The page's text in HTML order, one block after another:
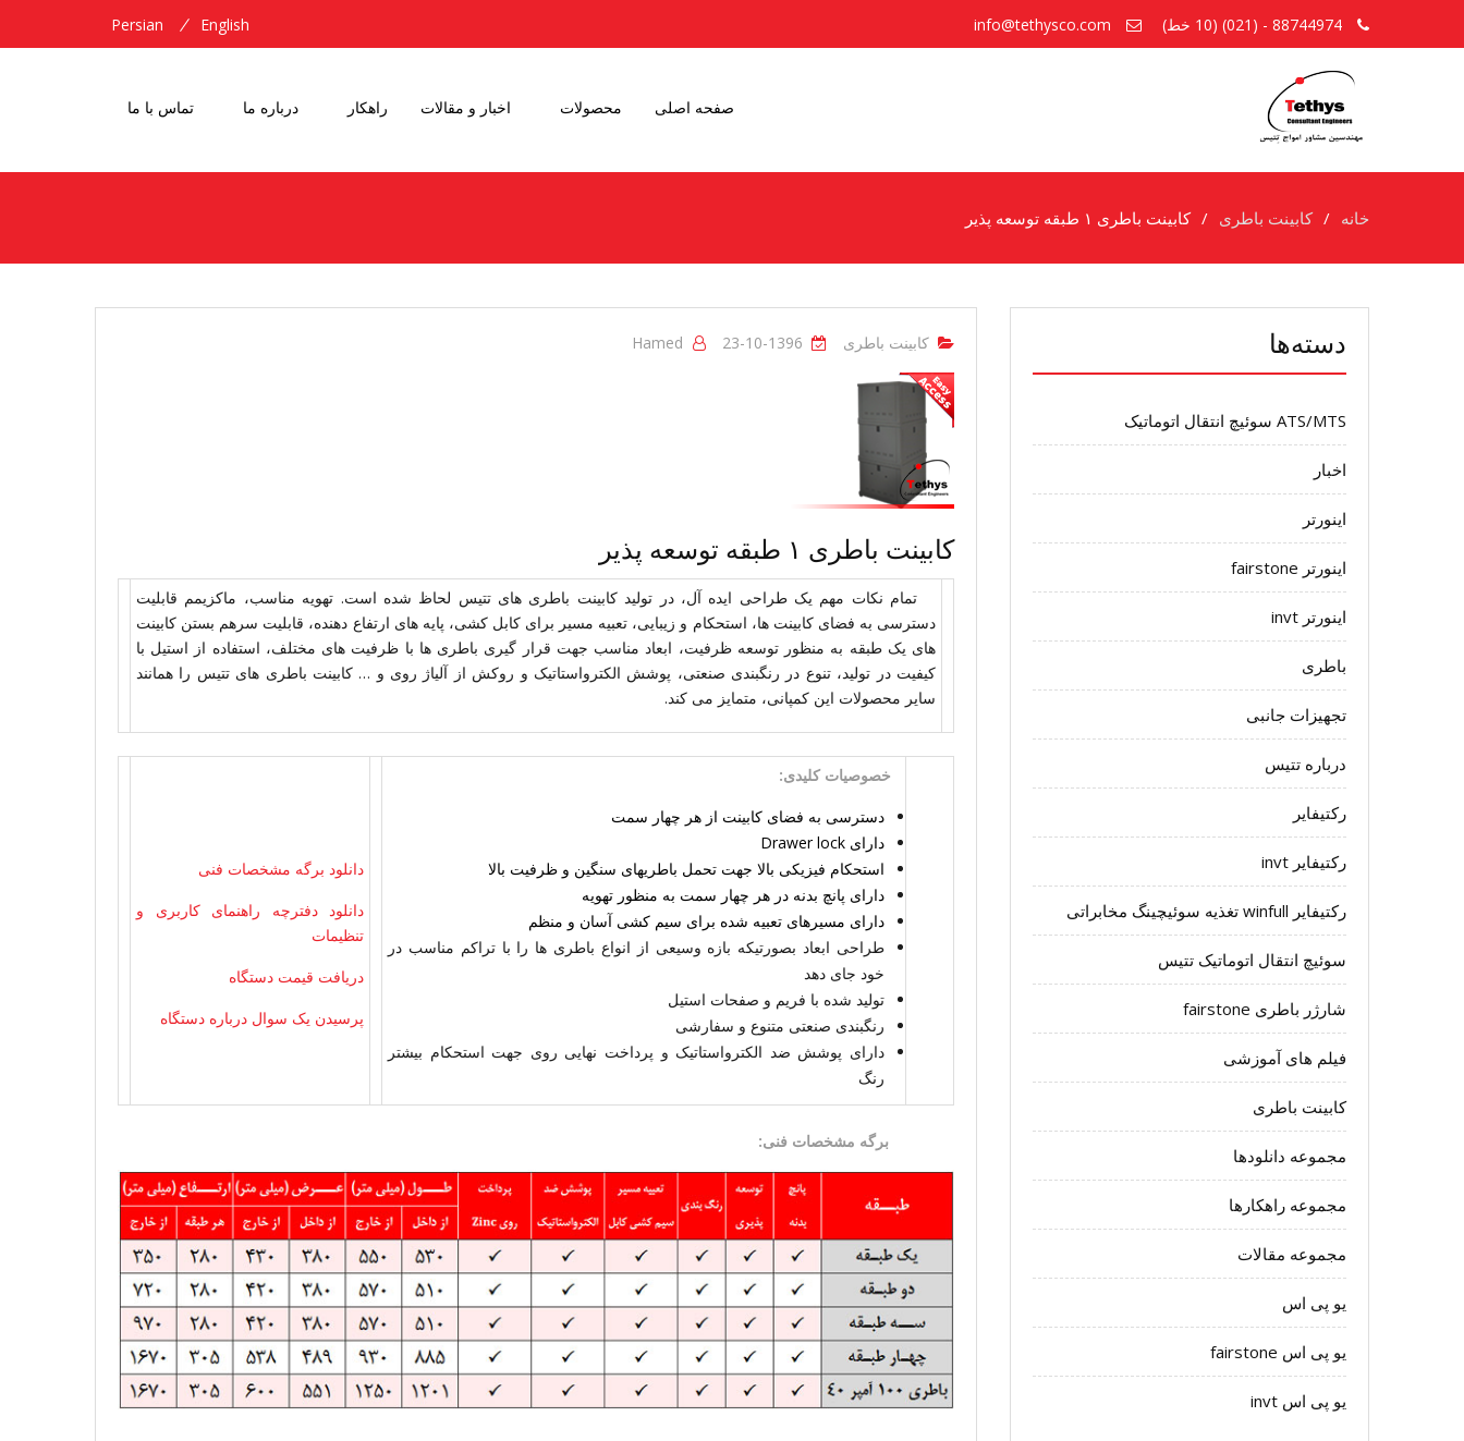
English
Persian
صفحه اصلی محصولات اخبار و مقالات راهکار درباره ما تماس با ما
خانه کابینت باطری کابینت باطری ۱ طبقه توسعه پذیر
کابینت باطری 1396-10-23
Hamed
کابینت باطری ۱ طبقه توسعه پذیر
تمام نکات مهم یک طراحی ایده آل، در تولید کابینت باطری های تتیس لحاظ شده است. تهویه مناسب، ماکزیمم قابلیت
دسترسی به فضای کابینت ها، استحکام و زیبایی، تعبیه مسیر برای کابل کشی، پایه های ارتفاع دهنده، قابلیت سرهم بستن کابینت
های یک طبقه به منظور توسعه ظرفیت، ابعاد مناسب جهت قرار گیری باطری ها با ظرفیت های مختلف، استفاده از استیل با
کیفیت در تولید، تنوع در رنگبندی صنعتی، پوشش الکترواستاتیک و روکش از آلیاژ روی و … کابینت باطری های تتیس را همانند
سایر محصولات این کمپانی، متمایز می کند.
خصوصیات کلیدی:
دسترسی به فضای کابینت از هر چهار سمت
دارای Drawer lock
استحکام فیزیکی بالا جهت تحمل باطریهای سنگین و ظرفیت بالا
دارای پانچ بدنه در هر چهار سمت به منظور تهویه
دارای مسیرهای تعبیه شده برای سیم کشی آسان و منظم
طراحی ابعاد بصورتیکه بازه وسیعی از انواع باطری ها را با تراکم مناسب در
خود جای دهد
تولید شده با فریم و صفحات استیل
رنگبندی صنعتی متنوع و سفارشی
دارای پوشش ضد الکترواستاتیک و پرداخت نهایی روی جهت استحکام بیشتر
رنگ
دانلود برگه مشخصات فنی
دانلود دفترچه راهنمای کاربری و
تنظیمات
دریافت قیمت دستگاه
پرسیدن یک سوال درباره دستگاه
برگه مشخصات فنی:
دسته‌ها
ATS/MTS سوئیچ انتقال اتوماتیک
اخبار
اینورتر
اینورتر fairstone
اینورتر invt
باطری
تجهیزات جانبی
درباره تتیس
رکتیفایر
رکتیفایر invt
رکتیفایر winfull تغذیه سوئیچینگ مخابراتی
سوئیچ انتقال اتوماتیک تتیس
شارژر باطری fairstone
فیلم های آموزشی
کابینت باطری
مجموعه دانلودها
مجموعه راهکارها
مجموعه مقالات
یو پی اس
یو پی اس fairstone
یو پی اس invt